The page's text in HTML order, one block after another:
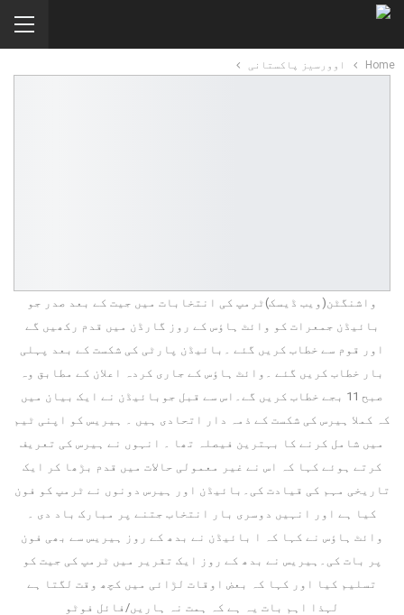
Home اوورسیز پاکستانی
واشنگٹن(ویب ڈیسک)ٹرمپ کی انتخابات میں جیت کے بعد صدر جو
بائیڈن جمعرات کو وائٹ ہاؤس کے روز گارڈن میں قدم رکھیں گے
اور قوم سے خطاب کریں گئے ۔بائیڈن پارٹی کی شکست کے بعد پہلی
بار خطاب کریں گئے ۔وائٹ ہاؤس کے جاری کردہ اعلان کے مطابق وہ
صبح 11 بجے خطاب کریں گے۔اس سے قبل جوبائیڈن نے ایک بیان میں
کہ کملا ہیرس کی شکست کے ذمہ دار اتحادی ہیں ۔ ہیریس کو اپنی ٹیم
میں شامل کرنے کا بہترین فیصلہ تھا ۔ انہوں نے ہیرس کی تعریف
کرتے ہوئے کہا کہ اس نے غیر معمولی حالات میں قدم بڑھا کر ایک
تاریخی مہم کی قیادت کی۔بائیڈن اور ہیرس دونوں نے ٹرمپ کو فون
کیا ہے اور انہیں دوسری بار انتخاب جتنے پر مبارک باد دی ۔
وائٹ ہاؤس نے کہا کہ ا بائیڈن نے بدھ کے روز ہیریس سے بھی فون
پر بات کی۔ہیریس نے بدھ کے روز ایک تقریر میں ٹرمپ کی جیت کو
تسلیم کیا اور کہا کہ بعض اوقات لڑائی میں کچھ وقت لگتا ہے
لہذا اہم بات یہ ہے کہ ہمت نہ ہاریں/فائل فوٹو